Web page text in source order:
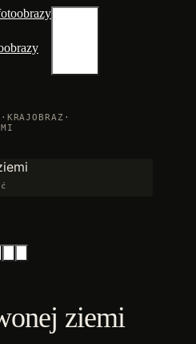
· KRAJOBRAZ ·
ziemi